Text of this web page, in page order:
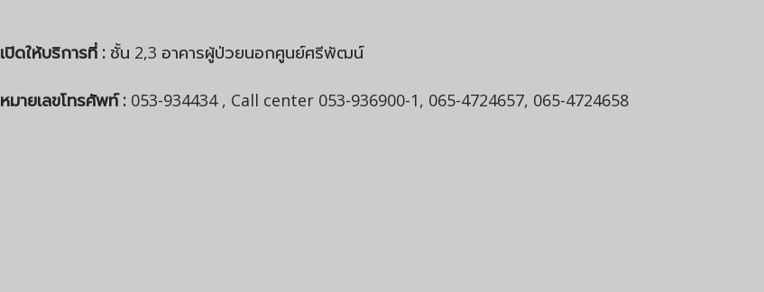
เปิดให้บริการที่ : ชั้น 2,3 อาคารผู้ป่วยนอกศูนย์ศรีพัฒน์
หมายเลขโทรศัพท์ : 053-934434 , Call center 053-936900-1, 065-4724657, 065-4724658